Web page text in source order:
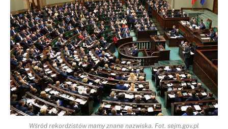
Wśród rekordzistów mamy znane nazwiska. Fot. sejm.gov.pl